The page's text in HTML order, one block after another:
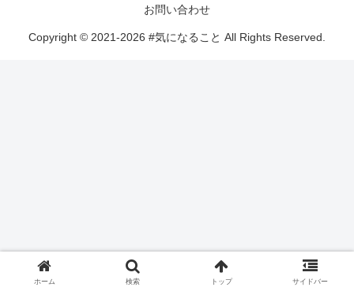
お問い合わせ
Copyright © 2021-2026 #気になること All Rights Reserved.
ホーム 検索 トップ サイドバー